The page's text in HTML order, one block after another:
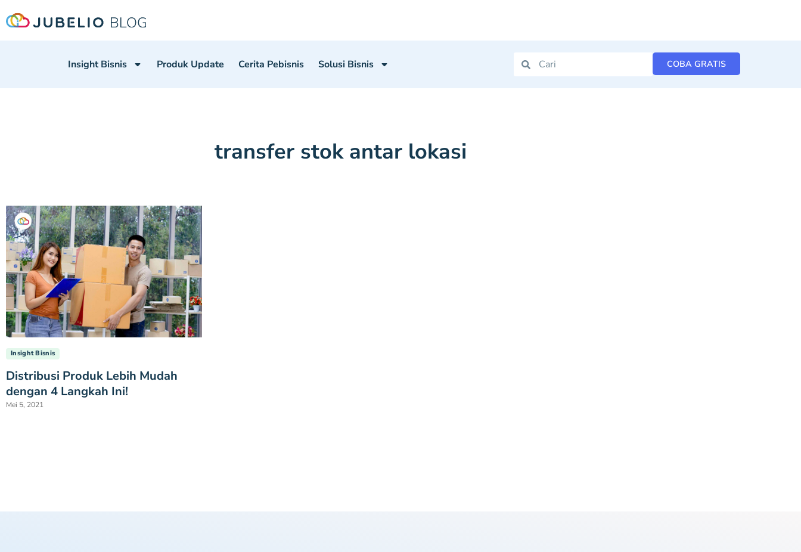
Insight Bisnis Produk Update Cerita Pebisnis Solusi Bisnis COBA GRATIS
transfer stok antar lokasi
Insight Bisnis
Distribusi Produk Lebih Mudah
dengan 4 Langkah Ini!
Mei 5, 2021